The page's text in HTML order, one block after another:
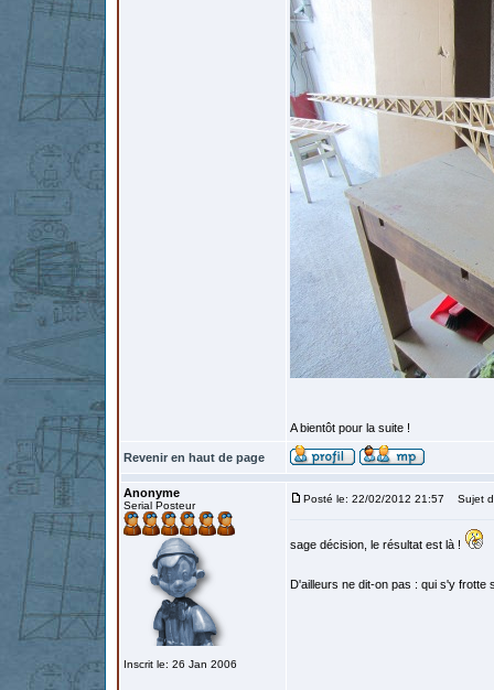
A bientôt pour la suite !
Revenir en haut de page
Anonyme
Serial Posteur
Inscrit le: 26 Jan 2006
Posté le: 22/02/2012 21:57 Sujet
sage décision, le résultat est là !
D'ailleurs ne dit-on pas : qui s'y frotte